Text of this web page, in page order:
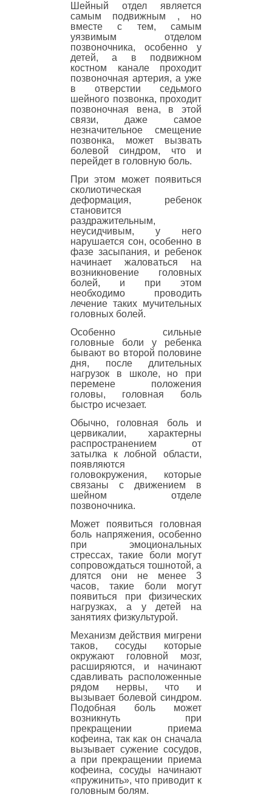
Шейный отдел является
самым подвижным , но
вместе с тем, самым
уязвимым отделом
позвоночника, особенно у
детей, а в подвижном
костном канале проходит
позвоночная артерия, а уже
в отверстии седьмого
шейного позвонка, проходит
позвоночная вена, в этой
связи, даже самое
незначительное смещение
позвонка, может вызвать
болевой синдром, что и
перейдет в головную боль.
При этом может появиться
сколиотическая
деформация, ребенок
становится
раздражительным,
неусидчивым, у него
нарушается сон, особенно в
фазе засыпания, и ребенок
начинает жаловаться на
возникновение головных
болей, и при этом
необходимо проводить
лечение таких мучительных
головных болей.
Особенно сильные
головные боли у ребенка
бывают во второй половине
дня, после длительных
нагрузок в школе, но при
перемене положения
головы, головная боль
быстро исчезает.
Обычно, головная боль и
цервикалии, характерны
распространением от
затылка к лобной области,
появляются
головокружения, которые
связаны с движением в
шейном отделе
позвоночника.
Может появиться головная
боль напряжения, особенно
при эмоциональных
стрессах, такие боли могут
сопровождаться тошнотой, а
длятся они не менее 3
часов, такие боли могут
появиться при физических
нагрузках, а у детей на
занятиях физкультурой.
Механизм действия мигрени
таков, сосуды которые
окружают головной мозг,
расширяются, и начинают
сдавливать расположенные
рядом нервы, что и
вызывает болевой синдром.
Подобная боль может
возникнуть при
прекращении приема
кофеина, так как он сначала
вызывает сужение сосудов,
а при прекращении приема
кофеина, сосуды начинают
«пружинить», что приводит к
головным болям.